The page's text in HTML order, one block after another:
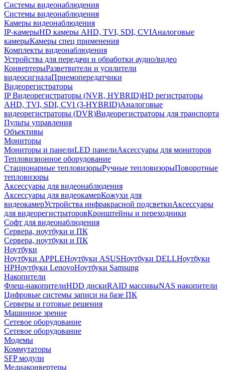
Системы видеонаблюдения
Системы видеонаблюдения
Камеры видеонаблюдения
IP-камерыHD камеры AHD, TVI, SDI, CVIАналоговые
камерыКамеры спец применения
Комплекты видеонаблюдения
Устройства для передачи и обработки аудио/видео
КонвертерыРазветвители и усилители
видеосигналаПриемопередатчики
Видеорегистраторы
IP Видеорегистраторы (NVR, HYBRID)HD регистраторы
AHD, TVI, SDI, CVI (3-HYBRID)Аналоговые
видеорегистраторы (DVR)Видеорегистраторы для транспорта
Пульты управления
Объективы
Мониторы
Мониторы и панелиLED панелиАксессуары для мониторов
Тепловизионное оборудование
Стационарные тепловизорыРучные тепловизорыПоворотные
тепловизоры
Аксессуары для видеонаблюдения
Аксессуары для видеокамерКожухи для
видеокамерУстройства инфракрасной подсветкиАксессуары
для видеорегистраторовКронштейны и переходники
Софт для видеонаблюдения
Сервера, ноутбуки и ПК
Сервера, ноутбуки и ПК
Ноутбуки
Ноутбуки APPLEНоутбуки ASUSНоутбуки DELLНоутбуки
HPНоутбуки LenovoНоутбуки Samsung
Накопители
Флеш-накопителиHDD дискиRAID массивыNAS накопители
Цифровые системы записи на базе ПК
Серверы и готовые решения
Машинное зрение
Сетевое оборудование
Сетевое оборудование
Модемы
Коммутаторы
SFP модули
Медиаконвертеры